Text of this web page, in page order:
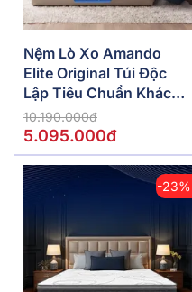
Nệm Lò Xo Amando
Elite Original Túi Độc
Lập Tiêu Chuẩn Khách
Sạn 5 Sao Dày 23cm
10.190.000đ
5.095.000đ
-23%